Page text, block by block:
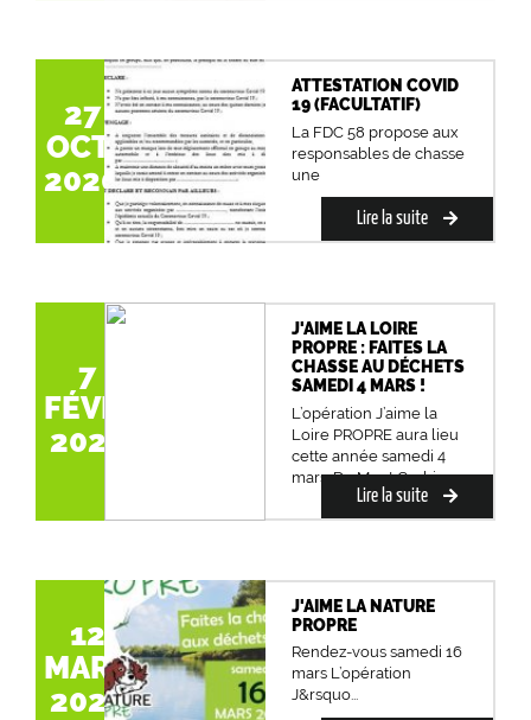
27
OCT.
2020
ATTESTATION COVID
19 (FACULTATIF)
La FDC 58 propose aux
responsables de chasse
une
Lire la suite
7
FÉVR.
2023
J'AIME LA LOIRE
PROPRE : FAITES LA
CHASSE AU DÉCHETS
SAMEDI 4 MARS !
L’opération J’aime la
Loire PROPRE aura lieu
cette année samedi 4
mars. Du Mont Gerbie...
Lire la suite
12
MARS
2024
J'AIME LA NATURE
PROPRE
Rendez-vous samedi 16
mars L’opération
J&rsquo...